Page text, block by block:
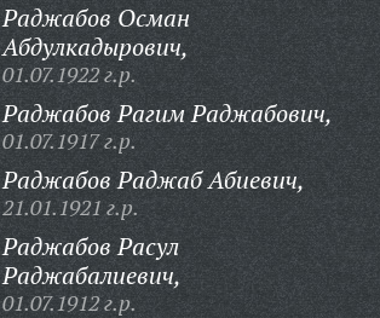
Раджабов Осман
Абдулкадырович,
01.07.1922 г.р.
Раджабов Рагим Раджабович,
01.07.1917 г.р.
Раджабов Раджаб Абиевич,
21.01.1921 г.р.
Раджабов Расул
Раджабалиевич,
01.07.1912 г.р.